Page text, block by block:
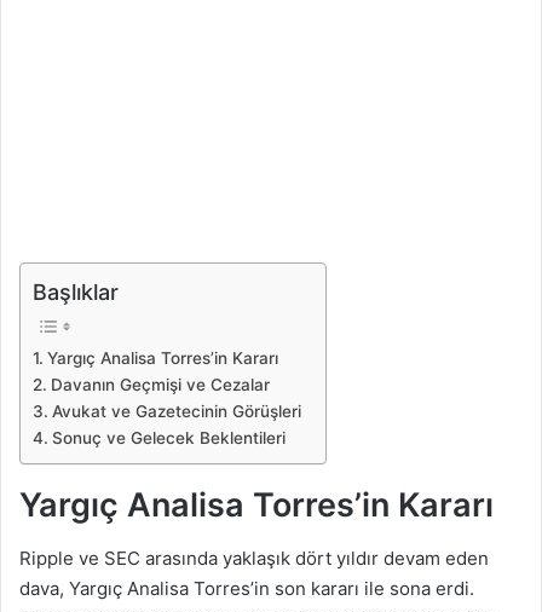
Başlıklar
Yargıç Analisa Torres’in Kararı
Davanın Geçmişi ve Cezalar
Avukat ve Gazetecinin Görüşleri
Sonuç ve Gelecek Beklentileri
Yargıç Analisa Torres’in Kararı
Ripple ve SEC arasında yaklaşık dört yıldır devam eden
dava, Yargıç Analisa Torres’in son kararı ile sona erdi.